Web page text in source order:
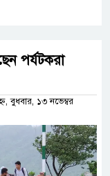
পর্যটকরা
বুধবার, ১৩ নভেম্বর